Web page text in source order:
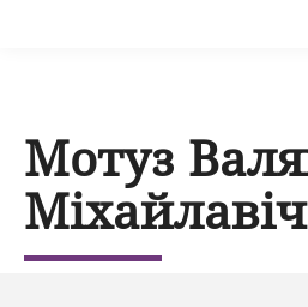
Мотуз
Міхайлавіч